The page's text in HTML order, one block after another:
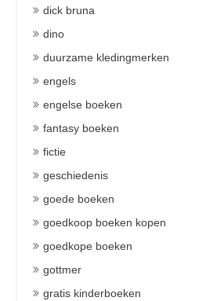
dick bruna
dino
duurzame kledingmerken
engels
engelse boeken
fantasy boeken
fictie
geschiedenis
goede boeken
goedkoop boeken kopen
goedkope boeken
gottmer
gratis kinderboeken